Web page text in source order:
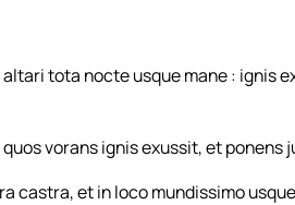
tota nocte usque mane : ignis
vorans ignis exussit, et ponens
castra, et in loco mundissimo